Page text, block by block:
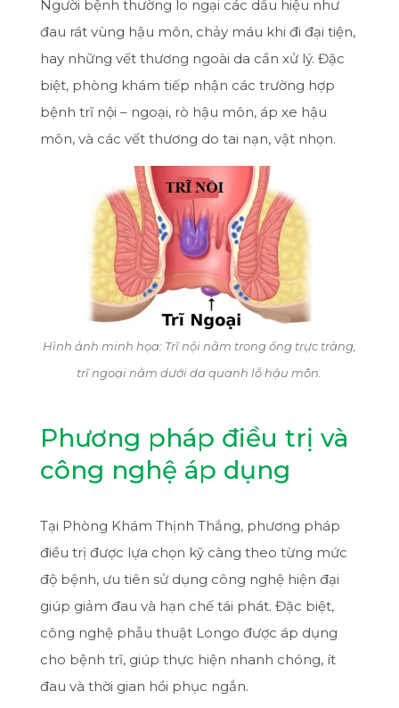
Người bệnh thường lo ngại các dấu hiệu như
đau rát vùng hậu môn, chảy máu khi đi đại tiện,
hay những vết thương ngoài da cần xử lý. Đặc
biệt, phòng khám tiếp nhận các trường hợp
bệnh trĩ nội – ngoại, rò hậu môn, áp xe hậu
môn, và các vết thương do tai nạn, vật nhọn.
Hình ảnh minh họa: Trĩ nội nằm trong ống trực tràng,
trĩ ngoại nằm dưới da quanh lỗ hậu môn.
Phương pháp điều trị và
công nghệ áp dụng
Tại Phòng Khám Thịnh Thắng, phương pháp
điều trị được lựa chọn kỹ càng theo từng mức
độ bệnh, ưu tiên sử dụng công nghệ hiện đại
giúp giảm đau và hạn chế tái phát. Đặc biệt,
công nghệ phẫu thuật Longo được áp dụng
cho bệnh trĩ, giúp thực hiện nhanh chóng, ít
đau và thời gian hồi phục ngắn.